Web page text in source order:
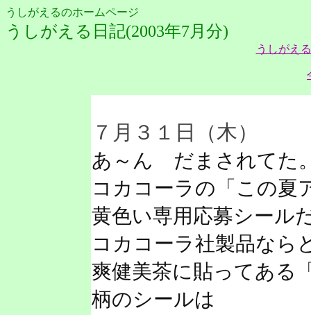
うしがえるのホームページ
うしがえる日記(2003年7月分)
うしがえ
７月３１日（木）
あ～ん だまされてた
コカコーラの「この夏
黄色い専用応募シール
コカコーラ社製品なら
爽健美茶に貼ってある
柄のシールは